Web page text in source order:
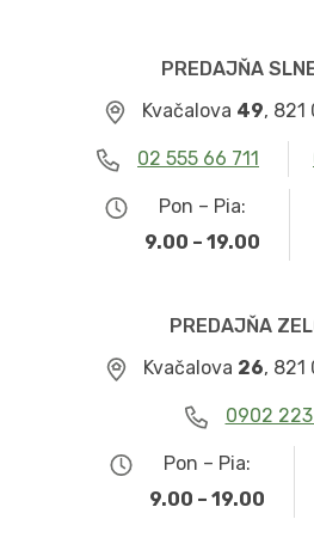
PREDAJŇA
Kvačalova 49, 821
02 555 66 711
Pon – Pia:
9.00 – 19.00
PREDAJŇA
Kvačalova 26, 821
0902
Pon – Pia:
9.00 – 19.00